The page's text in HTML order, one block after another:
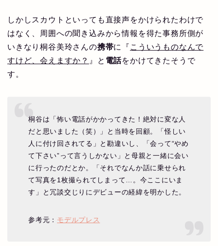
しかしスカウトといっても直接声をかけられたわけで
はなく、周囲への聞き込みから情報を得た事務所側が
いきなり桐谷美玲さんの携帯に『 こういうものなんで
すけど、会えますか？ 』と 電話をかけてきたそうで
す。
桐谷は「怖い電話がかかってきた！絶対に変な人
だと思いました（笑）」と当時を回顧。「怪しい
人に付け回されてる」と勘違いし、「会って“やめ
て下さい”って言うしかない」と母親と一緒に会い
に行ったのだとか。「それでなんか話に乗せられ
て写真を1枚撮られてしまって…。今ここにいま
す」と冗談交じりにデビューの経緯を明かした。
参考元： モデルプレス